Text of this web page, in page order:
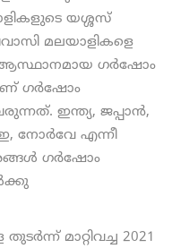
യശ്ശസ്
മലയാളികളെ
ഗര്‍ഷോം
ഗര്‍ഷോം
ഇന്ത്യ, ജപ്പാൻ,
നോർവേ എന്നീ
ഗർഷോം
മാറ്റിവച്ച 2021